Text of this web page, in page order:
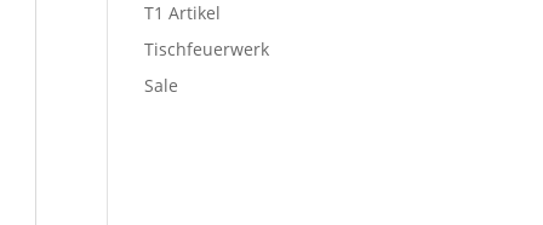
T1 Artikel
Tischfeuerwerk
Sale